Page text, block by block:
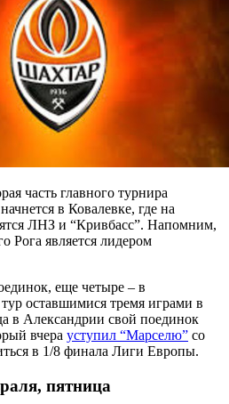
часть главного турнира
в Ковалевке, где на
ЛНЗ и “Кривбасс”. Напомним,
Рога является лидером
еще четыре – в
тур оставшимися тремя играми в
в Александрии свой поединок
вчера уступил “Марселю” со
в 1/8 финала Лиги Европы.
пятница